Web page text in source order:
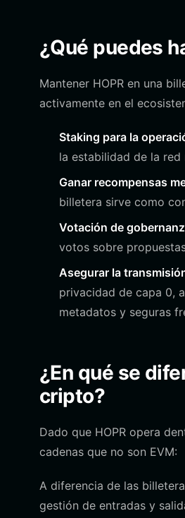
¿Qué puedes
Mantener HOPR en una
activamente en el
Staking para la
la estabilidad de la
Ganar recompensas
billetera sirve como
Votación de
votos sobre
Asegurar la
privacidad de capa 0,
metadatos y seguras
¿En qué se
cripto?
Dado que HOPR opera
cadenas que no son EVM:
A diferencia de las
gestión de entradas y